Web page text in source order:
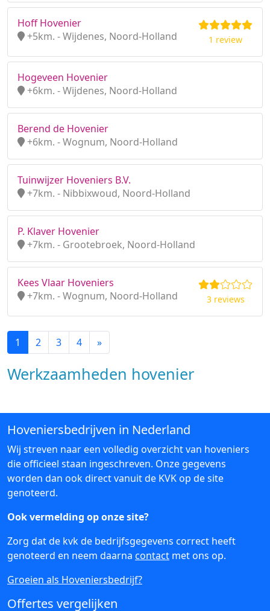
Hoff Hovenier
+5km. - Wijdenes, Noord-Holland
1 review
Hogeveen Hovenier
+6km. - Wijdenes, Noord-Holland
Berend de Hovenier
+6km. - Wognum, Noord-Holland
Tuinwijzer Hoveniers B.V.
+7km. - Nibbixwoud, Noord-Holland
P. Klaver Hovenier
+7km. - Grootebroek, Noord-Holland
Kees Vlaar Hoveniers
+7km. - Wognum, Noord-Holland
3 reviews
1 2 3 4 »
Werkzaamheden hovenier
Hoveniersbedrijven in Nederland
Wij streven naar een volledig overzicht van hoveniers
die officieel staan ingeschreven. Onze gegevens
worden dan ook direct vanuit de KVK op de site
genoteerd.
Ook vermelding op onze site?
Zorg dat de kvk de bedrijfsgegevens correct heeft
genoteerd en neem daarna contact met ons op.
Groeien als Hoveniersbedrijf?
Offertes vergelijken